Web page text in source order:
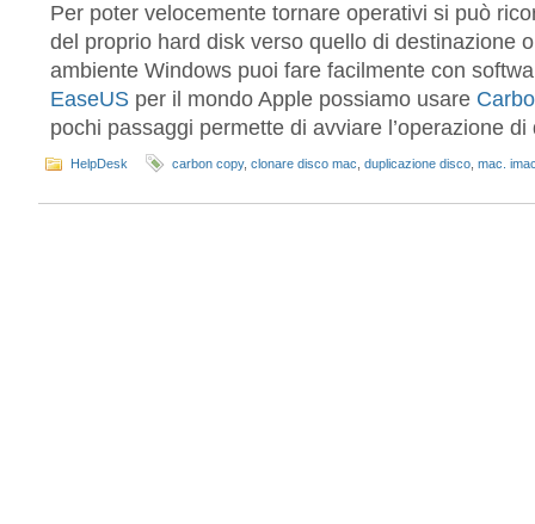
Per poter velocemente tornare operativi si può
del proprio hard disk verso quello di destinazione
ambiente Windows puoi fare facilmente con
EaseUS per il mondo Apple possiamo usare
pochi passaggi permette di avviare l’operazione
HelpDesk carbon copy, clonare disco mac duplicazione disco mac.